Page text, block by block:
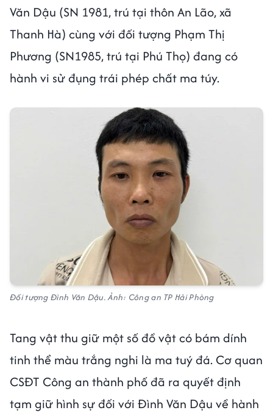
Văn Dậu (SN 1981, trú tại thôn An Lão, xã
Thanh Hà) cùng với đối tượng Phạm Thị
Phương (SN1985, trú tại Phú Thọ) đang có
hành vi sử đụng trái phép chất ma túy.
Đối tượng Đình Văn Dậu. Ảnh: Công an TP Hải Phòng
Tang vật thu giữ một số đồ vật có bám dính
tinh thể màu trắng nghi là ma tuý đá. Cơ quan
CSĐT Công an thành phố đã ra quyết định
tạm giữ hình sự đối với Đình Văn Dậu về hành